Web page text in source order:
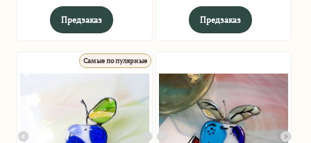
Предзаказ Предзаказ
Самые популярные